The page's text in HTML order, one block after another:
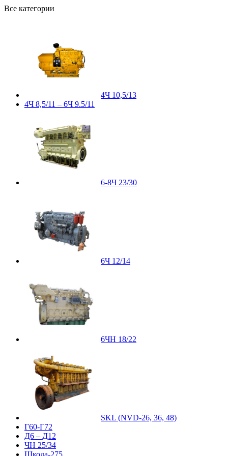
Все категории
4Ч 10,5/13
4Ч 8,5/11 – 6Ч 9.5/11
6-8Ч 23/30
6Ч 12/14
6ЧН 18/22
SKL (NVD-26, 36, 48)
Г60-Г72
Д6 – Д12
ЧН 25/34
Шкода-275